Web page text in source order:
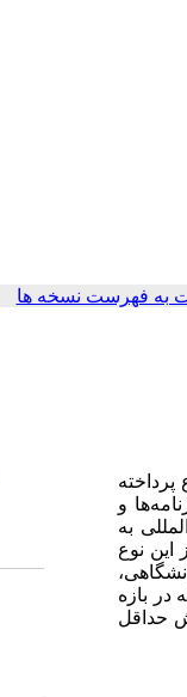
به فهرست نسخه ها
و
به
نوع
و مدل پیشنهادی خود را با استفاده از داده‌های یک نمونه 536 نفری که در بازه
حداقل